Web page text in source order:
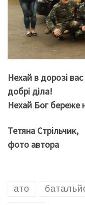
Нехай в дорозі
добрі діла!
Нехай Бог береже
Тетяна Стрільчик,
фото автора
ато